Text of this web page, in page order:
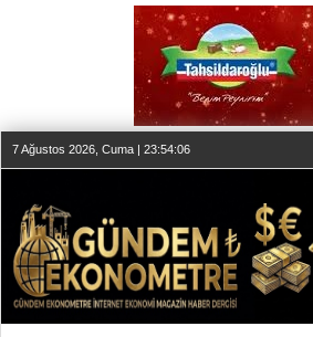
7 Ağustos 2026, Cuma | 23:54:07